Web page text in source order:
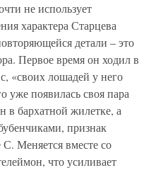
не использует
характера Старцева
детали – это
Первое время он ходил в
«своих лошадей у него
уже появилась своя пара
в бархатной жилетке, а
признак
Меняется вместе со
что усиливает